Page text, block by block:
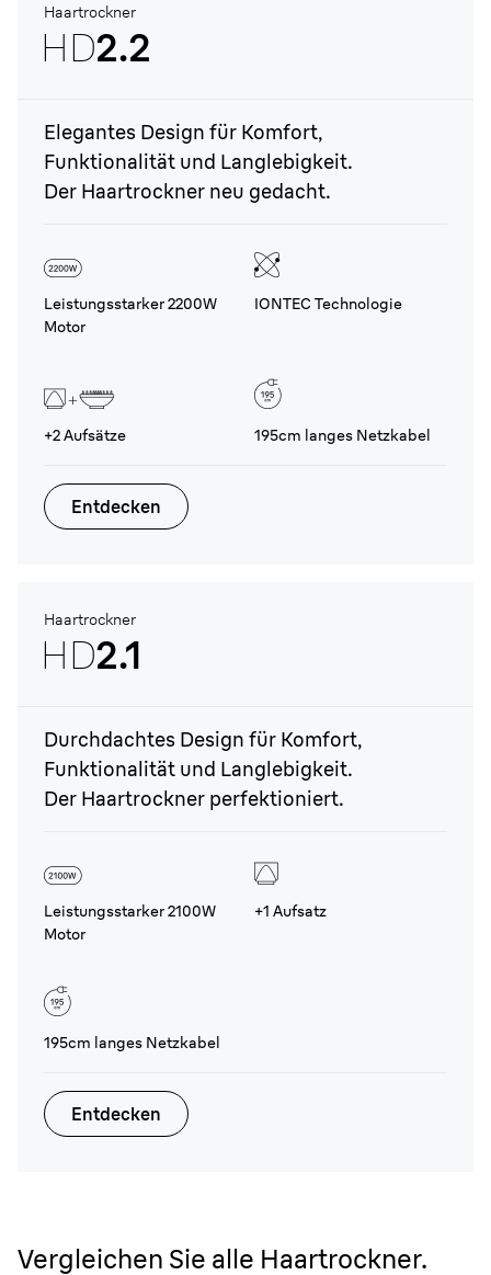
Haartrockner
HD2.2
Elegantes Design für Komfort,
Funktionalität und Langlebigkeit.
Der Haartrockner neu gedacht.
Leistungsstarker 2200W
Motor
IONTEC Technologie
+2Aufsätze 195cm langes Netzkabel
Entdecken
Haartrockner
HD2.1
Durchdachtes Design für Komfort,
Funktionalität und Langlebigkeit.
Der Haartrockner perfektioniert.
Leistungsstarker 2100W
Motor
+1 Aufsatz
195cm langes Netzkabel
Entdecken
Vergleichen Sie alle Haartrockner.